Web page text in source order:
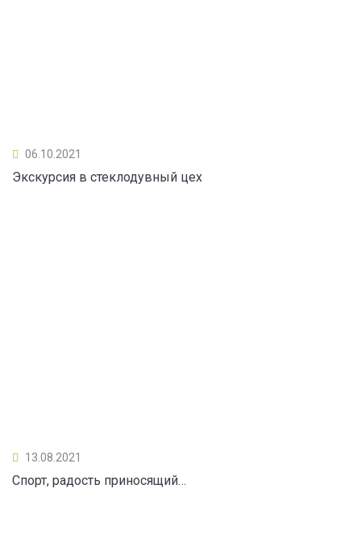
06.10.2021
Экскурсия в стеклодувный цех
13.08.2021
Спорт, радость приносящий…